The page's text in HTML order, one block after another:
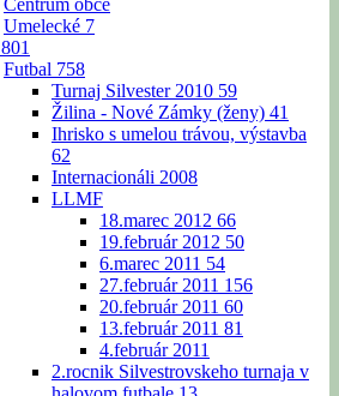
Centrum obce
Umelecké 7
801
Futbal 758
Turnaj Silvester 2010 59
Žilina - Nové Zámky (ženy) 41
Ihrisko s umelou trávou, výstavba
62
Internacionáli 2008
LLMF
18.marec 2012 66
19.február 2012 50
6.marec 2011 54
27.február 2011 156
20.február 2011 60
13.február 2011 81
4.február 2011
2.rocnik Silvestrovskeho turnaja v